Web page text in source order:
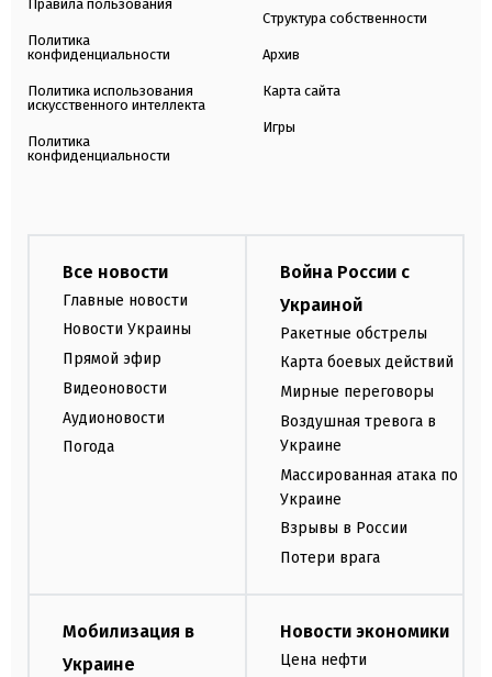
Правила пользования
Политика
конфиденциальности
Политика использования
искусственного интеллекта
Политика
конфиденциальности
Структура собственности
Архив
Карта сайта
Игры
Все новости
Главные новости
Новости Украины
Прямой эфир
Видеоновости
Аудионовости
Погода
Война России с
Украиной
Ракетные обстрелы
Карта боевых действий
Мирные переговоры
Воздушная тревога в
Украине
Массированная атака по
Украине
Взрывы в России
Потери врага
Мобилизация в
Украине
Новости экономики
Цена нефти